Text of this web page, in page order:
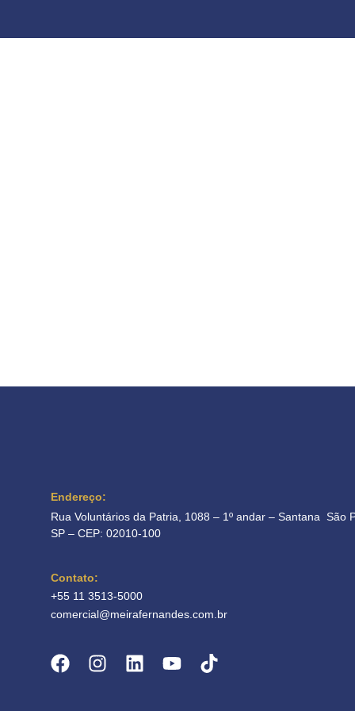
Endereço:
Rua Voluntários da Patria, 1088 – 1º andar – Santana São
SP – CEP: 02010-100
Contato:
+55 11 3513-5000
comercial@meirafernandes.com.br